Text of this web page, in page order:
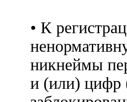
• К
никнеймы
и (или) цифр